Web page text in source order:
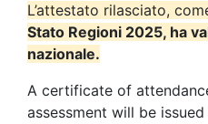
L’attestato rilasciato,
Stato Regioni 2025, ha
nazionale.
A certificate of
assessment will be